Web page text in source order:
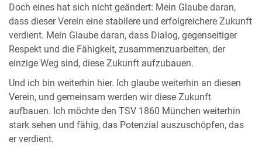
Doch eines hat sich nicht geändert: Mein Glaube daran,
dass dieser Verein eine stabilere und erfolgreichere Zukunft
verdient. Mein Glaube daran, dass Dialog, gegenseitiger
Respekt und die Fähigkeit, zusammenzuarbeiten, der
einzige Weg sind, diese Zukunft aufzubauen.
Und ich bin weiterhin hier. Ich glaube weiterhin an diesen
Verein, und gemeinsam werden wir diese Zukunft
aufbauen. Ich möchte den TSV 1860 München weiterhin
stark sehen und fähig, das Potenzial auszuschöpfen, das
er verdient.